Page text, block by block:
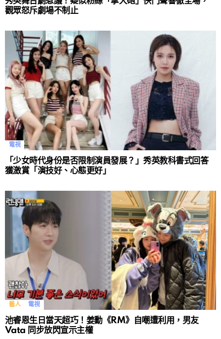
觀眾怒斥劇場不制止
電視
「少女時代身份是否限制演員發展？」秀英教科書式回答
獲激賞「演技好、心態更好」
藝人 電視
池睿恩生日當天超巧！姜勳《RM》自嘲遭利用，男友
Vata 同步放閃宣示主權